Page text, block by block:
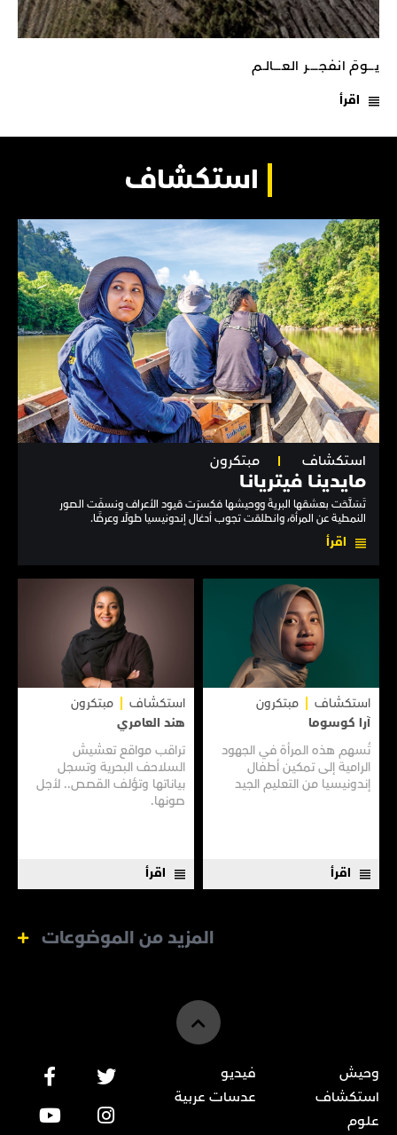
يـــومَ انفجـــــر العــــالـم
اقرأ
استكشاف
استكشاف مبتكرون
مايدينـا فيتريانـا
تَسَلَّحَت بعشقها البريةَ ووحيشها فكسرَت قيود الأعراف ونسفَت الصور
النمطية عن المرأة، وانطلقت تجوب أدغال إندونيسيا طولًا وعرضًا.
اقرأ
استكشاف
مبتكرون
آرا كوسوما
تُسهم هذه المرأة في الجهود
الرامية إلى تمكين أطفال
إندونيسيا من التعليم الجيد
اقرأ
استكشاف
مبتكرون
هند العامري
تراقب مواقع تعشيش
السلاحف البحرية وتسجل
بياناتها وتؤلف القصص.. لأجل
صونها.
اقرأ
المزيد من الموضوعات
وحيش
استكشاف
علوم
فيديو
عدسات عربية